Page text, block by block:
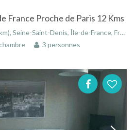
France Proche de Paris 12 Kms
Seine-Saint-Denis, Île-de-France, France
3 personnes